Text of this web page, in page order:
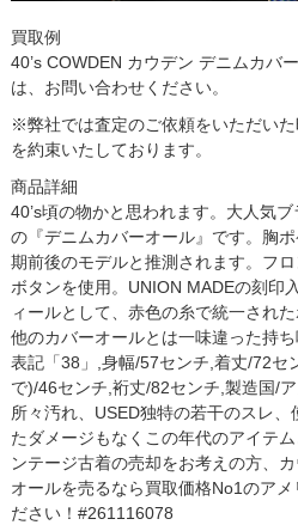
買取例
40’s COWDEN カウデン デニムカバ
は、お問い合わせください。
※弊社では査定のご依頼をいただいた
を約束いたしております。
商品詳細
40’s頃の物かと思われます。大人気
の『デニムカバーオール』です。胸
期前後のモデルと推測されます。フ
ボタンを使用。UNION MADEの刻印
ィールとして、赤色の糸で統一され
他のカバーオールとは一味違った持
表記「38」,身幅/57センチ,着丈/72セ
で)/46センチ,裄丈/82センチ,製造国/
所々汚れ、USED独特の若干のスレ
たダメージもなくこの年代のアイテ
ンテージ古着の売却をお考えの方、
オールを売るなら買取価格No1のア
ださい！#261116078